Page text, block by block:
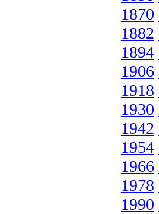
1870
1882
1894
1906
1918
1930
1942
1954
1966
1978
1990